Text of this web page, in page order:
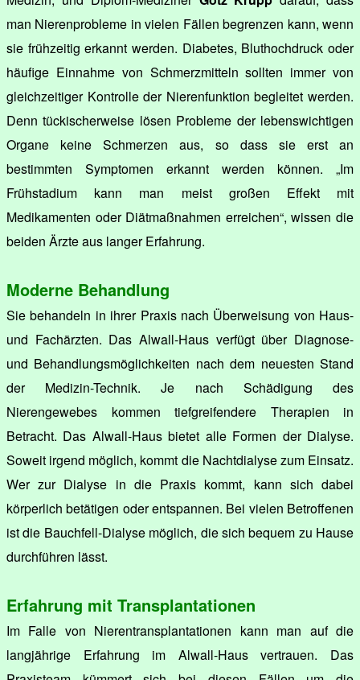
man Nierenprobleme in vielen Fällen begrenzen kann, wenn
sie frühzeitig erkannt werden. Diabetes, Bluthochdruck oder
häufige Einnahme von Schmerzmitteln sollten immer von
gleichzeitiger Kontrolle der Nierenfunktion begleitet werden.
Denn tückischerweise lösen Probleme der lebenswichtigen
Organe keine Schmerzen aus, so dass sie erst an
bestimmten Symptomen erkannt werden können. „Im
Frühstadium kann man meist großen Effekt mit
Medikamenten oder Diätmaßnahmen erreichen“, wissen die
beiden Ärzte aus langer Erfahrung.
Moderne Behandlung
Sie behandeln in ihrer Praxis nach Überweisung von Haus-
und Fachärzten. Das Alwall-Haus verfügt über Diagnose-
und Behandlungsmöglichkeiten nach dem neuesten Stand
der Medizin-Technik. Je nach Schädigung des
Nierengewebes kommen tiefgreifendere Therapien in
Betracht. Das Alwall-Haus bietet alle Formen der Dialyse.
Soweit irgend möglich, kommt die Nachtdialyse zum Einsatz.
Wer zur Dialyse in die Praxis kommt, kann sich dabei
körperlich betätigen oder entspannen. Bei vielen Betroffenen
ist die Bauchfell-Dialyse möglich, die sich bequem zu Hause
durchführen lässt.
Erfahrung mit Transplantationen
Im Falle von Nierentransplantationen kann man auf die
langjährige Erfahrung im Alwall-Haus vertrauen. Das